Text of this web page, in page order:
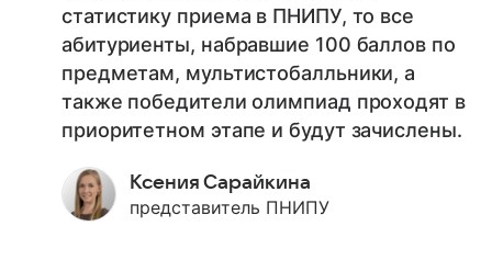
статистику приема в ПНИПУ, то все
абитуриенты, набравшие 100 баллов по
предметам, мультистобалльники, а
также победители олимпиад проходят в
приоритетном этапе и будут зачислены.
Ксения Сарайкина
представитель ПНИПУ